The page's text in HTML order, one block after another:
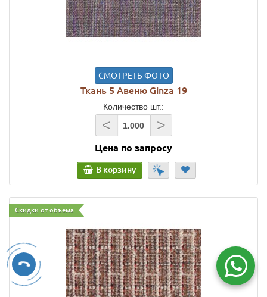
СМОТРЕТЬ ФОТО
Ткань 5 Авеню Ginza 19
Количество шт.:
< >
Цена по запросу
В корзину
Скидки от объема